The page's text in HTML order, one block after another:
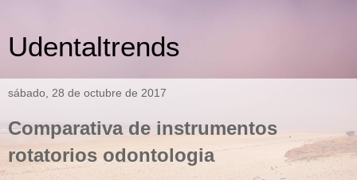
Udentaltrends
sábado, 28 de octubre de 2017
Comparativa de instrumentos
rotatorios odontologia